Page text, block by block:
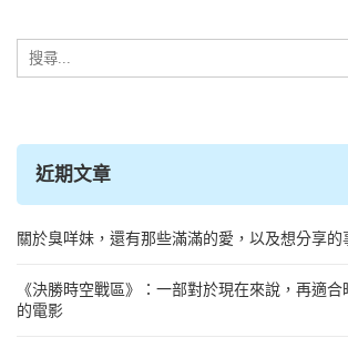
尋
近期文章
關於臭咩妹，還有那些滿滿的愛，以及想分享的
《決勝時空戰區》：一部對於現在來說，再適
的電影